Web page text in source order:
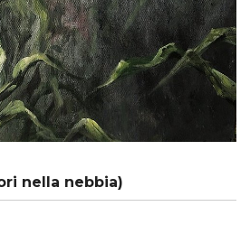
nella nebbia)